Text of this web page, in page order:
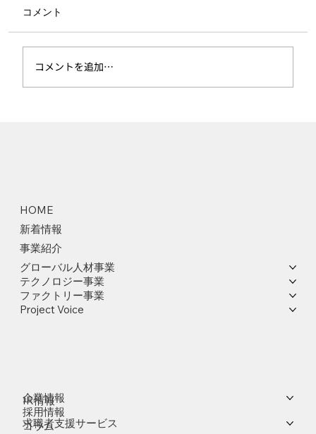
コメント
コメントを追加…
HOME
新着情報
事業紹介
グローバル人材事業
テクノロジー事業
ファクトリー事業
Project Voice
企業情報
IR情報
採用情報
求職者支援サービス
コラム